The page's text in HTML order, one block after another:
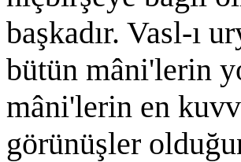
başkadır. Vasl-ı
bütün mâni'lerin
mâni'lerin en
görünüşler